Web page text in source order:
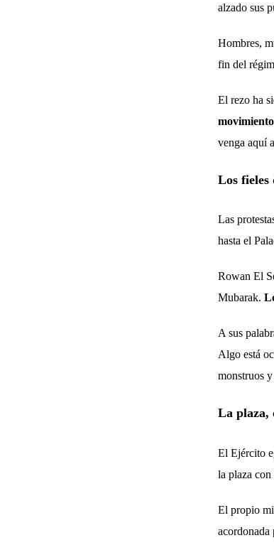
alzado sus
Hombres,
fin del
El rezo ha
venga aquí
Los
Las
hasta el
Rowan El
Mubarak.
A sus
Algo está
monstruos
La plaza,
El Ejército
la plaza con
El propio
acordonada